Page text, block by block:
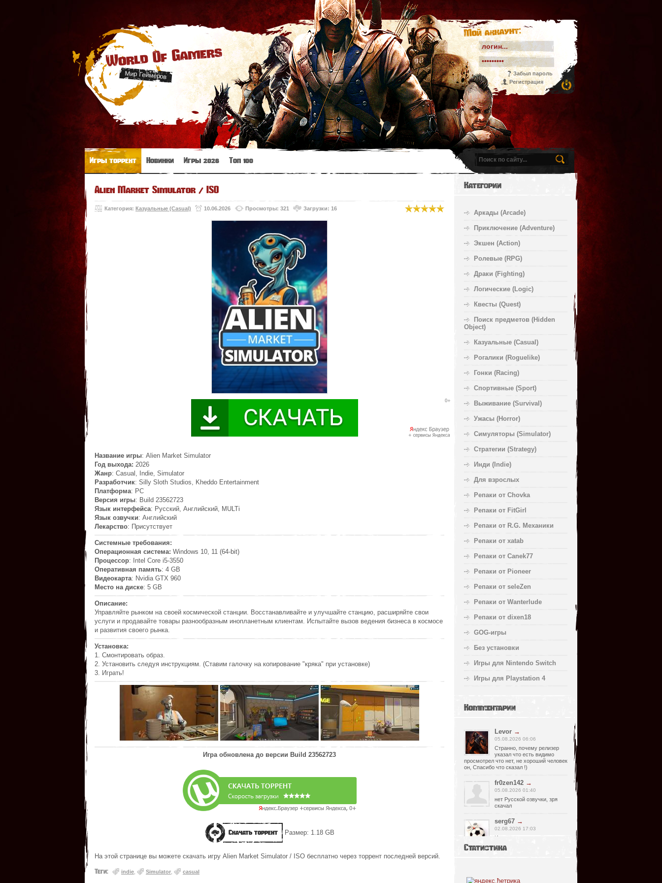
World Of Gamers
Мир Геймеров
Мой аккаунт:
Забыл пароль
Регистрация
Игры торрент Новинки Игры 2026 Топ 100
Alien Market Simulator / ISO
Категория: Казуальные (Casual) 10.06.2026 Просмотры: 321 Загрузки: 16
Название игры: Alien Market Simulator
Год выхода: 2026
Жанр: Casual, Indie, Simulator
Разработчик: Silly Sloth Studios, Kheddo Entertainment
Платформа: PC
Версия игры: Build 23562723
Язык интерфейса: Русский, Английский, MULTi
Язык озвучки: Английский
Лекарство: Присутствует
Системные требования:
Операционная система: Windows 10, 11 (64-bit)
Процессор: Intel Core i5-3550
Оперативная память: 4 GB
Видеокарта: Nvidia GTX 960
Место на диске: 5 GB
Описание:
Управляйте рынком на своей космической станции. Восстанавливайте и улучшайте станцию, расширяйте свои
услуги и продавайте товары разнообразным инопланетным клиентам. Испытайте вызов ведения бизнеса в космосе
и развития своего рынка.
Установка:
1. Смонтировать образ.
2. Установить следуя инструкциям. (Ставим галочку на копирование "кряка" при установке)
3. Играть!
Игра обновлена до версии Build 23562723
Скачать торрент Размер: 1.18 GB
На этой странице вы можете скачать игру Alien Market Simulator / ISO бесплатно через торрент последней версий.
Теги: indie Simulator casual
Категории
Аркады (Arcade)
Приключение (Adventure)
Экшен (Action)
Ролевые (RPG)
Драки (Fighting)
Логические (Logic)
Квесты (Quest)
Поиск предметов (Hidden
Object)
Казуальные (Casual)
Рогалики (Roguelike)
Гонки (Racing)
Спортивные (Sport)
Выживание (Survival)
Ужасы (Horror)
Симуляторы (Simulator)
Стратегии (Strategy)
Инди (Indie)
Для взрослых
Репаки от Chovka
Репаки от FitGirl
Репаки от R.G. Механики
Репаки от xatab
Репаки от Canek77
Репаки от Pioneer
Репаки от seleZen
Репаки от Wanterlude
Репаки от dixen18
GOG-игры
Без установки
Игры для Nintendo Switch
Игры для Playstation 4
Комментарии
Levor →
05.08.2026 06:06
Странно, почему релизер
указал что есть видимо
просмотрел что нет, не хороший человек
он, Спасибо что сказал !)
fr0zen142 →
05.08.2026 01:40
нет Русской озвучки, зря
скачал
serg67 →
02.08.2026 17:03
Игра интересная,а снизил
уменьшения экрана,играешь только на
Статистика